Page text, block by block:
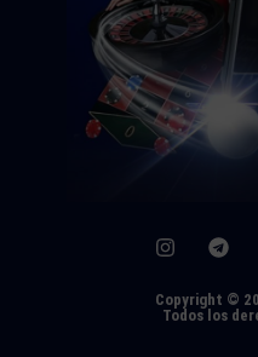
Copyright ©
Todos los